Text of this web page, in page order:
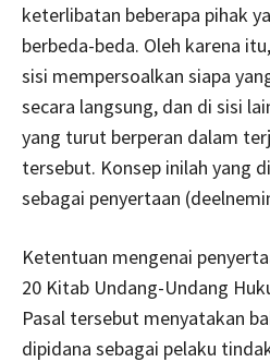
keterlibatan beberapa pihak
berbeda-beda. Oleh karena
sisi mempersoalkan siapa
secara langsung, dan di sisi
yang turut berperan dalam
tersebut. Konsep inilah yang
sebagai penyertaan
Ketentuan mengenai
20 Kitab Undang-Undang
Pasal tersebut menyatakan
dipidana sebagai pelaku